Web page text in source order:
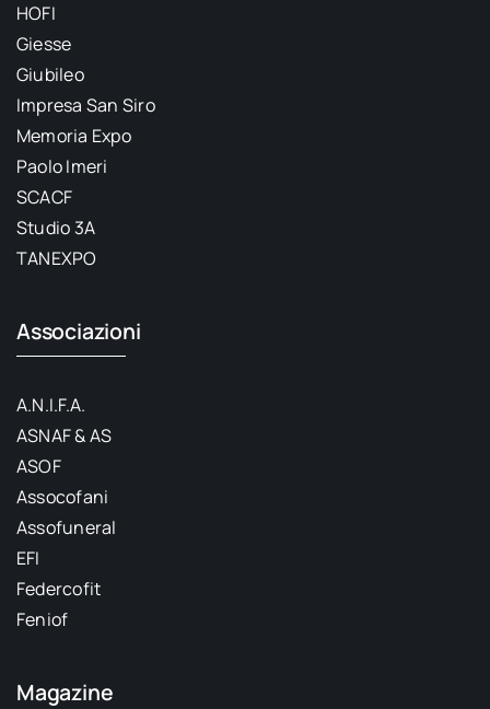
HOFI
Giesse
Giubileo
Impresa San Siro
Memoria Expo
Paolo Imeri
SCACF
Studio 3A
TANEXPO
Associazioni
A.N.I.F.A.
ASNAF & AS
ASOF
Assocofani
Assofuneral
EFI
Federcofit
Feniof
Magazine